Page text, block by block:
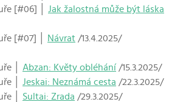
[#06] │ Jak žalostná může být láska
[#07] │
Návrat /13.4.2025/
│ Abzan: Květy obléhání /15.3.2025/
│ Jeskai: Neznámá cesta /22.3.2025/
│ Sultai: Zrada /29.3.2025/